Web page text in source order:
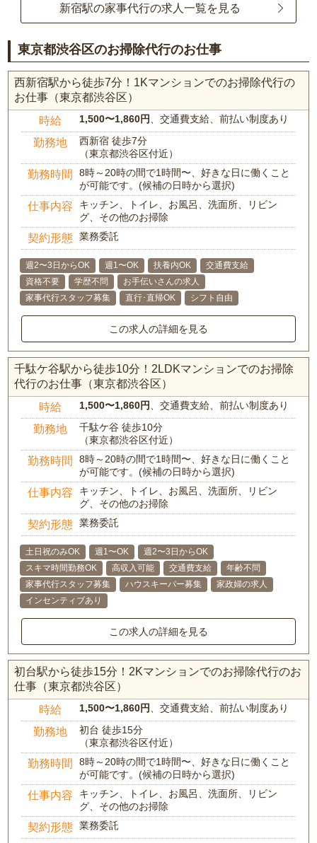
新宿駅の家事代行の求人一覧を見る
東京都渋谷区のお掃除代行のお仕事
西新宿駅から徒歩7分！1Kマンションでのお掃除代行の
お仕事（東京都渋谷区）
時給 1,500〜1,860円 、交通費支給、前払い制度あり
勤務地
西新宿 徒歩7分
（東京都渋谷区付近）
勤務時間
8時～20時の間で1時間〜、好きな日に働くこと
が可能です。(候補の日時から選択)
仕事内容
キッチン、トイレ、お風呂、洗面所、リビン
グ、その他のお掃除
契約形態 業務委託
週2〜3日からOK 週1〜OK 扶養内OK
交通費支給
資格不要
学歴不問
お手伝いさんの求人
家事代行スタッフ募集
直行･直帰OK シフト自由
この求人の詳細を見る
千駄ケ谷駅から徒歩10分！2LDKマンションでのお掃除
代行のお仕事（東京都渋谷区）
時給 1,500〜1,860円 、交通費支給、前払い制度あり
勤務地
千駄ケ谷 徒歩10分
（東京都渋谷区付近）
勤務時間
8時～20時の間で1時間〜、好きな日に働くこと
が可能です。(候補の日時から選択)
仕事内容
キッチン、トイレ、お風呂、洗面所、リビン
グ、その他のお掃除
契約形態 業務委託
土日祝のみOK 週1〜OK
週2〜3日からOK
スキマ時間勤務OK
高収入可能 交通費支給
年齢不問
家事代行スタッフ募集
ハウスキーパー募集
家政婦の求人
インセンティブあり
この求人の詳細を見る
初台駅から徒歩15分！2Kマンションでのお掃除代行のお
仕事（東京都渋谷区）
時給 1,500〜1,860円 、交通費支給、前払い制度あり
勤務地
初台 徒歩15分
（東京都渋谷区付近）
勤務時間
8時～20時の間で1時間〜、好きな日に働くこと
が可能です。(候補の日時から選択)
仕事内容
キッチン、トイレ、お風呂、洗面所、リビン
グ、その他のお掃除
契約形態 業務委託